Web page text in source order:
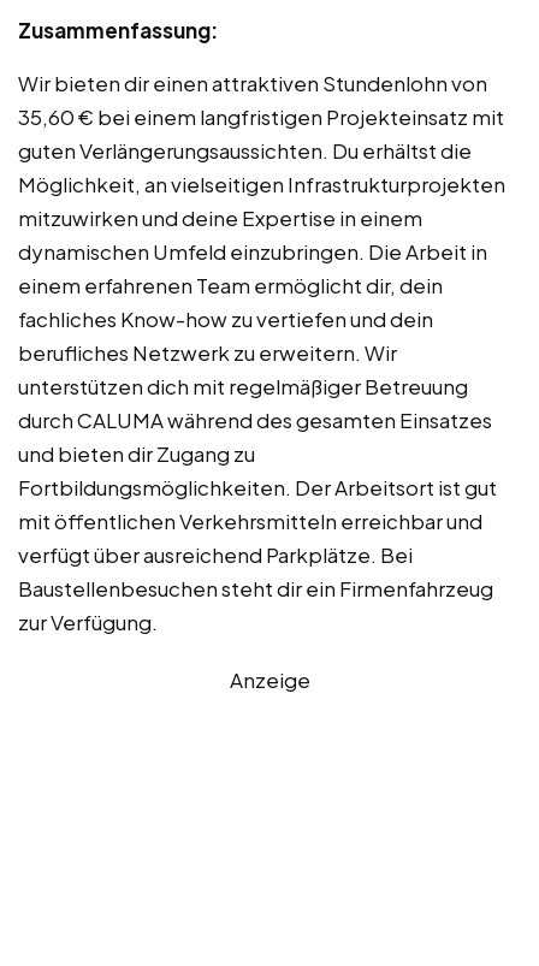
Zusammenfassung:
Wir bieten dir einen attraktiven Stundenlohn von
35,60 € bei einem langfristigen Projekteinsatz mit
guten Verlängerungsaussichten. Du erhältst die
Möglichkeit, an vielseitigen Infrastrukturprojekten
mitzuwirken und deine Expertise in einem
dynamischen Umfeld einzubringen. Die Arbeit in
einem erfahrenen Team ermöglicht dir, dein
fachliches Know-how zu vertiefen und dein
berufliches Netzwerk zu erweitern. Wir
unterstützen dich mit regelmäßiger Betreuung
durch CALUMA während des gesamten Einsatzes
und bieten dir Zugang zu
Fortbildungsmöglichkeiten. Der Arbeitsort ist gut
mit öffentlichen Verkehrsmitteln erreichbar und
verfügt über ausreichend Parkplätze. Bei
Baustellenbesuchen steht dir ein Firmenfahrzeug
zur Verfügung.
Anzeige